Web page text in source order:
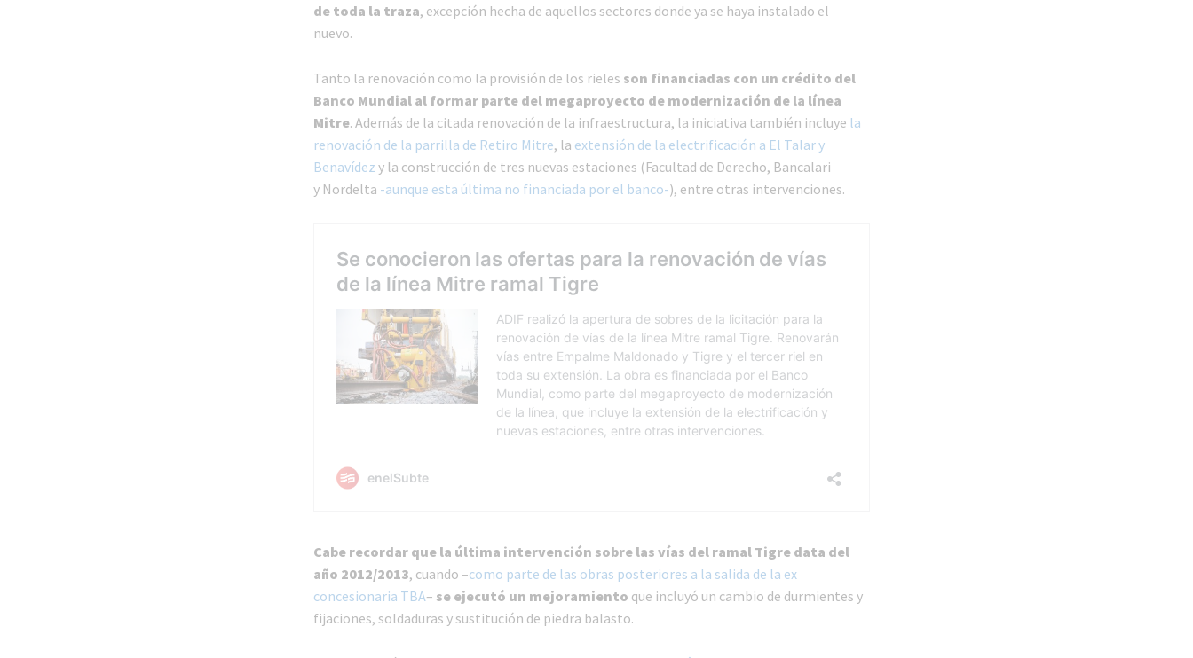
de toda la traza, excepción hecha de aquellos sectores donde ya se haya instalado el
nuevo.
Tanto la renovación como la provisión de los rieles son financiadas con un crédito del
Banco Mundial al formar parte del megaproyecto de modernización de la línea
Mitre. Además de la citada renovación de la infraestructura, la iniciativa también incluye la
renovación de la parrilla de Retiro Mitre, la extensión de la electrificación a El Talar y
Benavídez y la construcción de tres nuevas estaciones (Facultad de Derecho, Bancalari
y Nordelta -aunque esta última no financiada por el banco-), entre otras intervenciones.
Cabe recordar que la última intervención sobre las vías del ramal Tigre data del
año 2012/2013, cuando –como parte de las obras posteriores a la salida de la ex
concesionaria TBA– se ejecutó un mejoramiento que incluyó un cambio de durmientes y
fijaciones, soldaduras y sustitución de piedra balasto.